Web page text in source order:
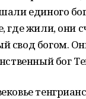
единого
где жили, они
свод богом.
бог